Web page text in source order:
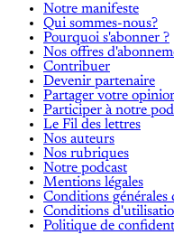
Notre manifeste
Qui sommes-nous?
Pourquoi s'abonner ?
Nos offres
Contribuer
Devenir partenaire
Partager votre
Participer à notre
Le Fil des lettres
Nos auteurs
Nos rubriques
Notre podcast
Mentions légales
Conditions générales
Conditions
Politique de